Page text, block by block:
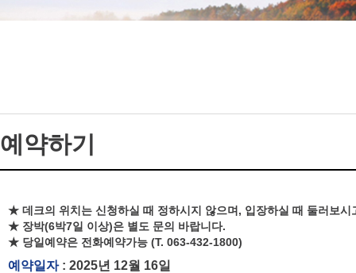
예약하기
★ 데크의 위치는 신청하실 때 정하시지 않으며, 입장하실 때 둘러보시
★ 장박(6박7일 이상)은 별도 문의 바랍니다.
★ 당일예약은 전화예약가능 (T. 063-432-1800)
예약일자: 2025년 12월 16일